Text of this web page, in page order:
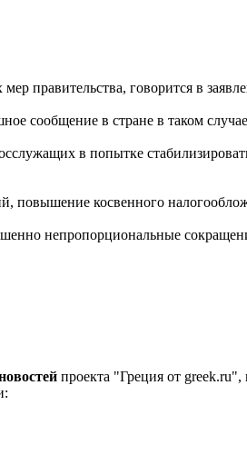
правительства, говорится в
сообщение в стране в таком
в попытке
повышение косвенного
непропорциональные
проекта "Греция от greek.ru",